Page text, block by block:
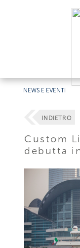
NEWS E EVENTI
INDIETRO
Custom
debutta